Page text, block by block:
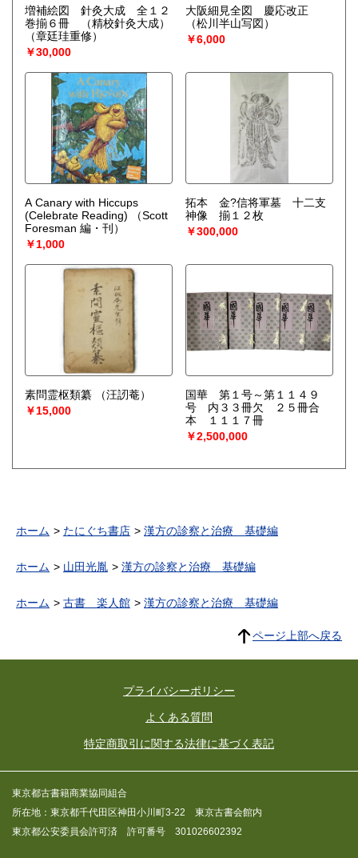
増補絵図 針灸大成 全１２
巻揃６冊 （精校針灸大成）
（章廷珪重修）
￥30,000
大阪細見全図 慶応改正
（松川半山写図）
￥6,000
A Canary with Hiccups
(Celebrate Reading)
（Scott
Foresman 編・刊）
￥1,000
拓本 金?信将軍墓 十二支
神像 揃１２枚
￥300,000
素問霊枢類纂
（汪訒菴）
￥15,000
国華 第１号～第１１４９
号 内３３冊欠 ２５冊合
本 １１１７冊
￥2,500,000
ホーム たにぐち書店 漢方の診察と治療 基礎編
ホーム 山田光胤 漢方の診察と治療 基礎編
ホーム 古書 楽人館 漢方の診察と治療 基礎編
ページ上部へ戻る
プライバシーポリシー
よくある質問
特定商取引に関する法律に基づく表記
東京都古書籍商業協同組合
所在地：東京都千代田区神田小川町3-22 東京古書会館内
東京都公安委員会許可済 許可番号 301026602392